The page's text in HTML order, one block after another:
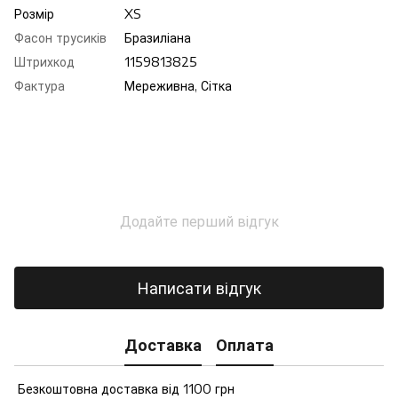
Розмір
XS
Фасон трусиків
Бразиліана
Штрихкод
1159813825
Фактура
Мереживна, Сітка
Додайте перший відгук
Написати відгук
Доставка Оплата
Безкоштовна доставка від 1100 грн